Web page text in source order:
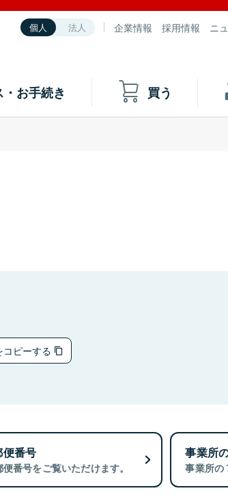
個人 法人 企業情報 採用情報 ニ
お手続き 買う
ピーする
番号
番号をご覧いただけます。
事業所
事業所の